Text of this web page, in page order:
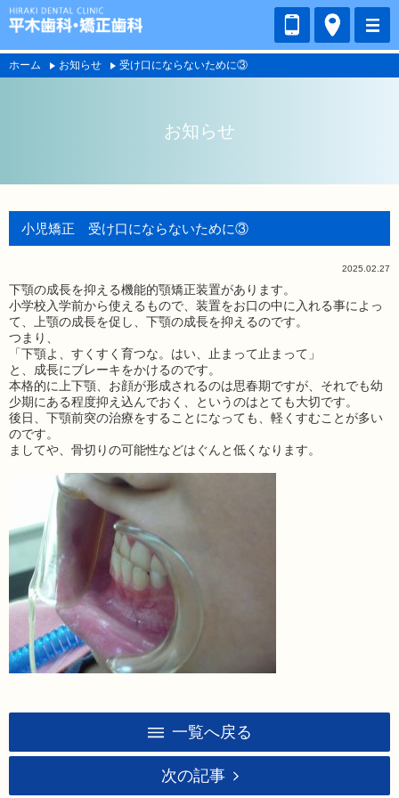
ホーム お知らせ 受け口にならないために③
お知らせ
小児矯正 受け口にならないために③
2025.02.27
下顎の成長を抑える機能的顎矯正装置があります。
小学校入学前から使えるもので、装置をお口の中に入れる事によっ
て、上顎の成長を促し、下顎の成長を抑えるのです。
つまり、
「下顎よ、すくすく育つな。はい、止まって止まって」
と、成長にブレーキをかけるのです。
本格的に上下顎、お顔が形成されるのは思春期ですが、それでも幼
少期にある程度抑え込んでおく、というのはとても大切です。
後日、下顎前突の治療をすることになっても、軽くすむことが多い
のです。
ましてや、骨切りの可能性などはぐんと低くなります。
一覧へ戻る
次の記事